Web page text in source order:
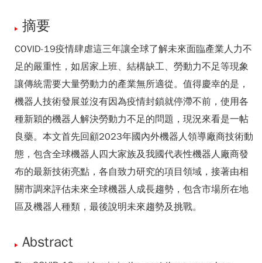
摘要
COVID-19疫情肆虐這三年讓全球了解未來面臨產業人力不
足的嚴重性，如居家上班、結構缺工、勞動力不足等現象
讓傳統需要大量勞動力的產業無所適從。值得慶幸的是，
機器人技術發展並沒有因為疫情封鎖就停滯不前，使用各
種新穎的機器人解決勞動力不足的問題，現況來看是一帖
良藥。本文首先回顧2023年國內外機器人領導廠商技術動
態，包含全球機器人四大家族及我國代表性機器人廠商發
布的最新技術亮點，各自致力研究的項目領域，接著由相
關市調來評估未來全球機器人成長趨勢，包含市場所在地
區及機器人種類，最後說明未來趨勢及挑戰。
Abstract